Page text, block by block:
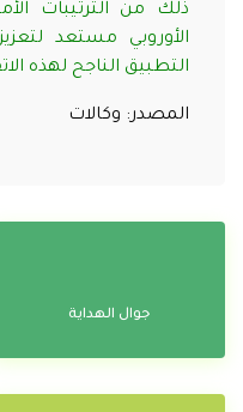
ذلك من الترتيبات
الأوروبي مستعد
التطبيق الناجح لهذه
المصدر: وكالات
جوال الهداية